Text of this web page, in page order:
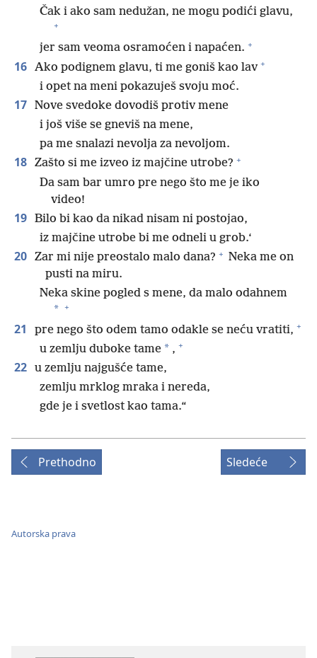
Čak i ako sam nedužan, ne mogu podići glavu,
+
jer sam veoma osramoćen i napaćen. +
16 Ako podignem glavu, ti me goniš kao lav +
i opet na meni pokazuješ svoju moć.
17 Nove svedoke dovodiš protiv mene
i još više se gneviš na mene,
pa me snalazi nevolja za nevoljom.
18 Zašto si me izveo iz majčine utrobe? +
Da sam bar umro pre nego što me je iko
video!
19 Bilo bi kao da nikad nisam ni postojao,
iz majčine utrobe bi me odneli u grob.‘
20 Zar mi nije preostalo malo dana? + Neka me on
pusti na miru.
Neka skine pogled s mene, da malo odahnem
* +
21 pre nego što odem tamo odakle se neću vratiti, +
u zemlju duboke tame * , +
22 u zemlju najgušće tame,
zemlju mrklog mraka i nereda,
gde je i svetlost kao tama.“
Prethodno Sledeće
Autorska prava